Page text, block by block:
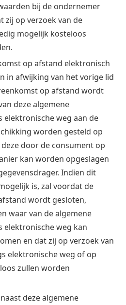
bij de ondernemer
zij op verzoek van de
mogelijk kosteloos
op afstand elektronisch
in afwijking van het vorige lid
op afstand wordt
deze algemene
elektronische weg aan de
worden gesteld op
door de consument op
kan worden opgeslagen
Indien dit
is, zal voordat de
wordt gesloten,
waar van de algemene
elektronische weg kan
en dat zij op verzoek van
elektronische weg of op
zullen worden
deze algemene